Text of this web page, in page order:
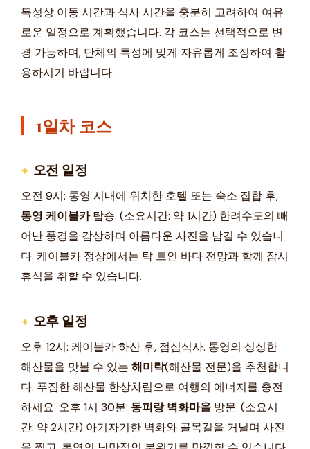
특성상 이동 시간과 식사 시간을 충분히 고려하여 여유
로운 일정으로 계획했습니다. 각 코스는 선택적으로 변
경 가능하며, 단체의 특성에 맞게 자유롭게 조정하여 활
용하시기 바랍니다.
1일차 코스
오전 일정
오전 9시: 통영 시내에 위치한 호텔 또는 숙소 집합 후,
통영 케이블카탑승. (소요시간: 약 1시간) 한려수도의 빼
어난 풍경을 감상하며 아름다운 사진을 남길 수 있습니
다. 케이블카 정상에서는 탁 트인 바다 전망과 함께 잠시
휴식을 취할 수 있습니다.
오후 일정
오후 12시: 케이블카 하산 후, 점심식사. 통영의 싱싱한
해산물을 맛볼 수 있는 해미락(해산물 전문)을 추천합니
다. 푸짐한 해산물 한상차림으로 여행의 에너지를 충전
하세요. 오후 1시 30분: 동피랑 벽화마을 방문. (소요시
간: 약 2시간) 아기자기한 벽화와 골목길을 거닐며 사진